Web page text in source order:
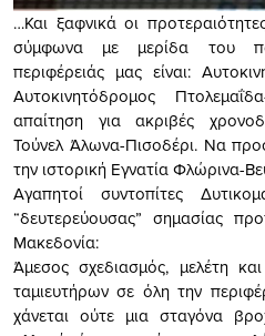
…Και ξαφνικά οι
σύμφωνα με μερίδα του
περιφέρειάς μας είναι:
Αυτοκινητόδρομος
απαίτηση για ακριβές
Τούνελ Άλωνα-Πισοδέρι. Να
την ιστορική Εγνατία Φλώρινα-
Αγαπητοί συντοπίτες
“δευτερεύουσας” σημασίας
Μακεδονία:
Άμεσος σχεδιασμός, μελέτη
ταμιευτήρων σε όλη την
χάνεται ούτε μια σταγόνα